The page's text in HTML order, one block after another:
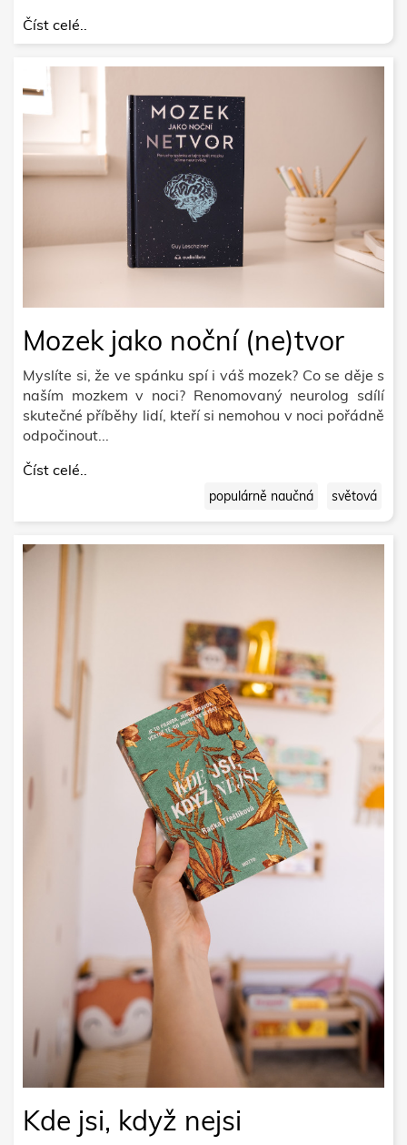
Číst celé..
Mozek jako noční (ne)tvor
Myslíte si, že ve spánku spí i váš mozek? Co se děje s
naším mozkem v noci? Renomovaný neurolog sdílí
skutečné příběhy lidí, kteří si nemohou v noci pořádně
odpočinout...
Číst celé..
populárně naučná světová
Kde jsi, když nejsi